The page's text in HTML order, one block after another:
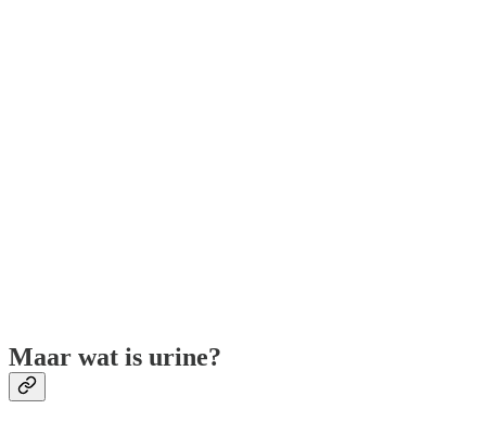
Maar wat is urine?